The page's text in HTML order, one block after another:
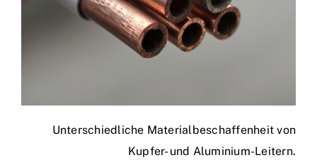
Unterschiedliche Materialbeschaffenheit von
Kupfer- und Aluminium-Leitern.